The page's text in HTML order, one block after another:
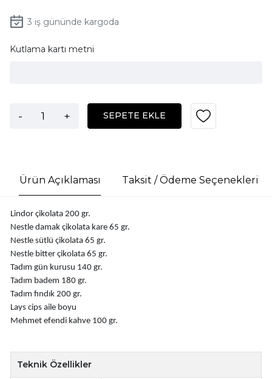
3 iş gününde kargoda
Kutlama kartı metni
- + SEPETE EKLE
Ürün Açıklaması Taksit / Ödeme Seçenekleri
Lindor çikolata 200 gr.
Nestle damak çikolata kare 65 gr.
Nestle sütlü çikolata 65 gr.
Nestle bitter çikolata 65 gr.
Tadım gün kurusu 140 gr.
Tadım badem 180 gr.
Tadım fındık 200 gr.
Lays cips aile boyu
Mehmet efendi kahve 100 gr.
Teknik Özellikler